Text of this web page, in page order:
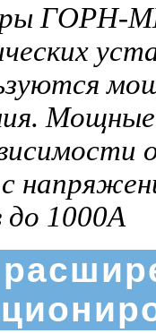
ГОРН-
до 1000А